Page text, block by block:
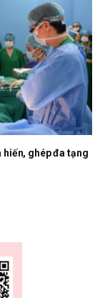
hiến, ghép đa tạng